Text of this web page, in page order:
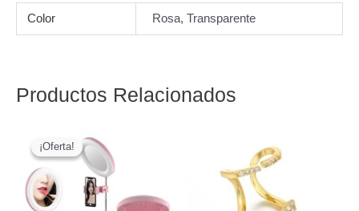
Color Rosa, Transparente
Productos Relacionados
¡Oferta!
¡Oferta!